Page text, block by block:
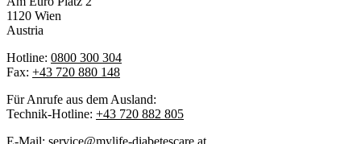
1120 Wien
Austria
Hotline: 0800 300 304
Fax: +43 720 880 148
Für Anrufe aus dem Ausland:
Technik-Hotline: +43 720 882 805
E-Mail: service@mylife-diabetescare.at